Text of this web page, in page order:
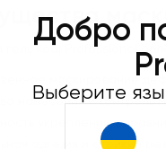
Добро
Выберите
Kodi Professional
маскирование
нанесения и контроль
укрепления,
адгезия и стойкий